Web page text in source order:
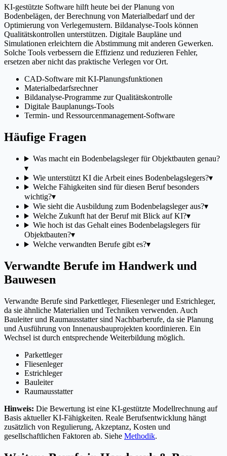
KI-gestützte Software hilft heute bei der Planung von
Bodenbelägen, der Berechnung von Materialbedarf und der
Optimierung von Verlegemustern. Bildanalyse-Tools können
Qualitätskontrollen unterstützen. Digitale Baupläne und
Simulationen erleichtern die Abstimmung mit anderen Gewerken.
Solche Tools verbessern die Effizienz und reduzieren Fehler,
ersetzen aber nicht das praktische Verlegen vor Ort.
CAD-Software mit KI-Planungsfunktionen
Materialbedarfsrechner
Bildanalyse-Programme zur Qualitätskontrolle
Digitale Bauplanungs-Tools
Termin- und Ressourcenmanagement-Software
Häufige Fragen
Was macht ein Bodenbelagsleger für Objektbauten genau?
▾
Wie unterstützt KI die Arbeit eines Bodenbelagslegers?▾
Welche Fähigkeiten sind für diesen Beruf besonders
wichtig?▾
Wie sieht die Ausbildung zum Bodenbelagsleger aus?▾
Welche Zukunft hat der Beruf mit Blick auf KI?▾
Wie hoch ist das Gehalt eines Bodenbelagslegers für
Objektbauten?▾
Welche verwandten Berufe gibt es?▾
Verwandte Berufe im Handwerk und
Bauwesen
Verwandte Berufe sind Parkettleger, Fliesenleger und Estrichleger,
da sie ähnliche Materialien und Techniken verwenden. Auch
Bauleiter und Raumausstatter sind Nachbarberufe, da sie Planung
und Ausführung von Innenausbauprojekten koordinieren. Ein
Wechsel ist durch entsprechende Weiterbildung möglich.
Parkettleger
Fliesenleger
Estrichleger
Bauleiter
Raumausstatter
Hinweis: Die Bewertung ist eine KI-gestützte Modellrechnung auf
Basis aktueller KI-Fähigkeiten. Reale Berufsentwicklung hängt
zusätzlich von Regulierung, Akzeptanz, Kosten und
gesellschaftlichen Faktoren ab. Siehe Methodik.